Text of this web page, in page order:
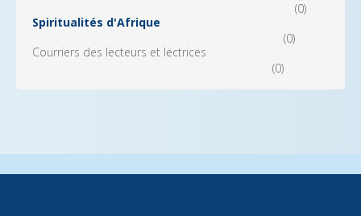
(0)
Spiritualités d'Afrique
(0)
Courriers des lecteurs et lectrices
(0)